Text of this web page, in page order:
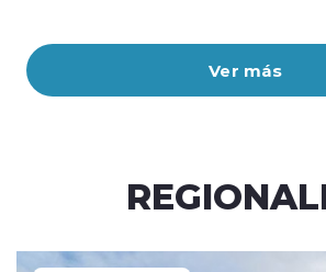
Ver más